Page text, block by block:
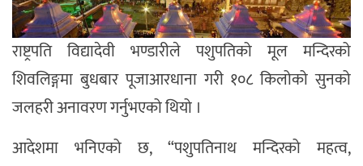
राष्ट्रपति विद्यादेवी भण्डारीले पशुपतिको मूल मन्दिरको
शिवलिङ्गमा बुधबार पूजाआरधाना गरी १०८ किलोको सुनको
जलहरी अनावरण गर्नुभएको थियो ।
आदेशमा भनिएको छ, “पशुपतिनाथ मन्दिरको महत्व,